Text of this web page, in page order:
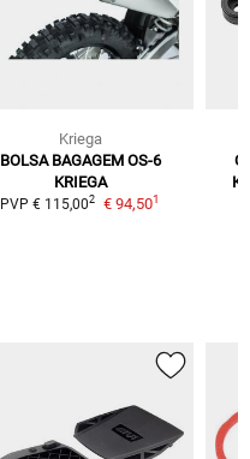
Kriega
BOLSA BAGAGEM OS-6
KRIEGA
PVP € 115,002 € 94,501